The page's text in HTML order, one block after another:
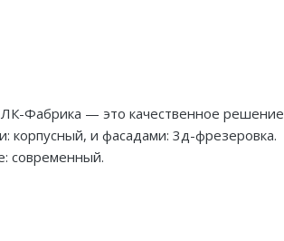
ЛК-Фабрика — это качественное решение
корпусный, и фасадами: 3д-фрезеровка.
современный.